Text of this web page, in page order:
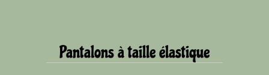
Pantalons à taille élastique